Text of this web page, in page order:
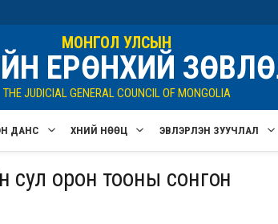
МОНГОЛ УЛСЫН
ЕРӨНХИЙ
THE JUDICIAL GENERAL COUNCIL OF MONGOLIA
ДАНС ХҮНИЙ НӨӨЦ ЭВЛЭРҮҮЛЭН ЗУУЧЛАЛ
сул орон тооны сонгон